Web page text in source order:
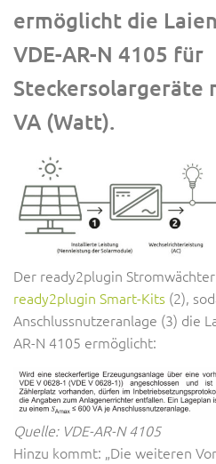
ermöglicht die
VDE-AR-N 4105 für
Steckersolargeräte
VA (Watt).
Der ready2plugin
ready2plugin Smart-Kits (2),
Anschlussnutzeranlage (3) die
AR-N 4105 ermöglicht:
Quelle: VDE-AR-N 4105
Hinzu kommt: „Die weiteren